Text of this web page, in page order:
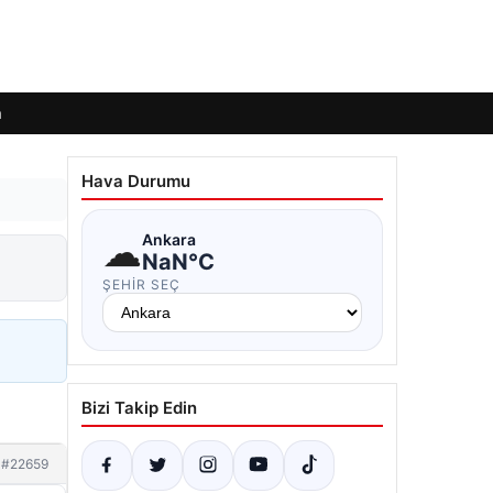
#22659
Hava Durumu
☁Ankara
NaN°C
ŞEHIR SEÇ
Bizi Takip Edin